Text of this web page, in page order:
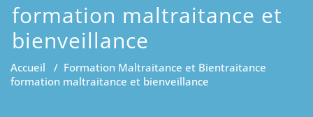
formation maltraitance et
bienveillance
Accueil / Formation Maltraitance et Bientraitance
formation maltraitance et bienveillance